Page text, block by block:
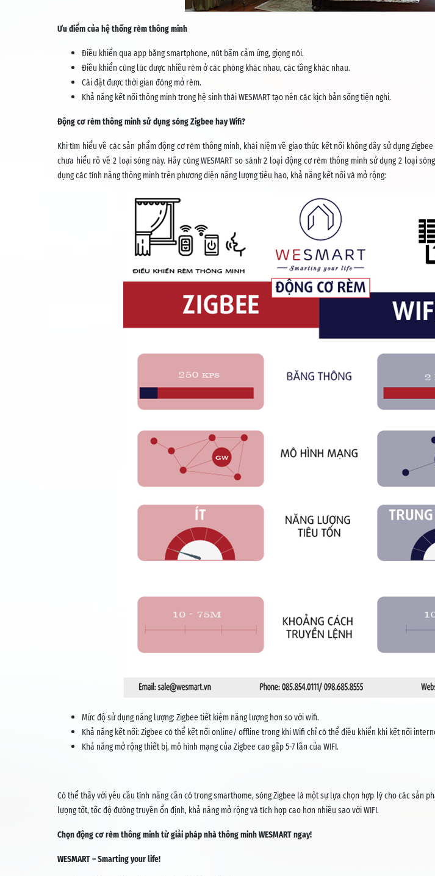
Ưu điểm của hệ thống rèm thông minh
Điều khiển qua app bằng smartphone, nút bấm cảm ứng, giọng nói.
Điều khiển cùng lúc được nhiều rèm ở các phòng khác nhau, các tầng khác nhau.
Cài đặt được thời gian đóng mở rèm.
Khả năng kết nối thông minh trong hệ sinh thái WESMART tạo nên các kịch bản sống tiện nghi.
Động cơ rèm thông minh sử dụng sóng Zigbee hay Wifi?
Khi tìm hiểu về các sản phẩm động cơ rèm thông minh, khái niệm về giao thức kết nối không dây sử dụng
chưa hiểu rõ về 2 loại sóng này. Hãy cùng WESMART so sánh 2 loại động cơ rèm thông minh sử dụng 2 loại
dụng các tính năng thông minh trên phương diện năng lượng tiêu hao, khả năng kết nối và mở rộng:
Mức độ sử dụng năng lượng: Zigbee tiết kiệm năng lượng hơn so với wifi.
Khả năng kết nối: Zigbee có thể kết nối online/ offline trong khi Wifi chỉ có thể điều khiển khi kết nối
Khả năng mở rộng thiết bị, mô hình mạng của Zigbee cao gấp 5-7 lần của WIFI.
Có thể thấy với yêu cầu tính năng cần có trong smarthome, sóng Zigbee là một sự lựa chọn hợp lý cho các sản
lượng tốt, tốc độ đường truyền ổn định, khả năng mở rộng và tích hợp cao hơn nhiều sao với WIFI.
Chọn động cơ rèm thông minh từgiảipháp nhà thông minh WESMART ngay!
WESMART – Smarting your life!